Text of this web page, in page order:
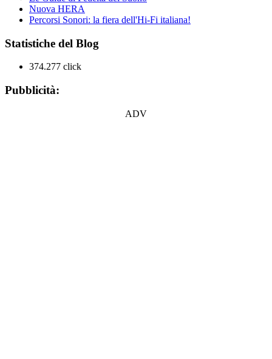
Nuova HERA
Percorsi Sonori: la fiera dell'Hi-Fi italiana!
Statistiche del Blog
374.277 click
Pubblicità:
ADV